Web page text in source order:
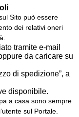
Sito può essere
dei relativi oneri
tramite e-mail
da caricare su
di spedizione”, a
disponibile.
a casa sono sempre
sul Portale.